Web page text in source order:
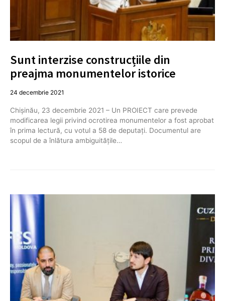
Sunt interzise construcțiile din
preajma monumentelor istorice
24 decembrie 2021
Chișinău, 23 decembrie 2021 – Un PROIECT care prevede
modificarea legii privind ocrotirea monumentelor a fost aprobat
în prima lectură, cu votul a 58 de deputați. Documentul are
scopul de a înlătura ambiguitățile…